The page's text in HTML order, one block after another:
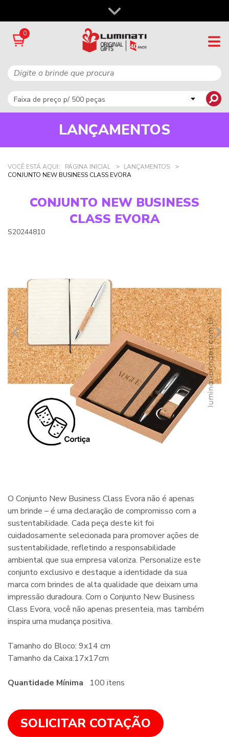
0
LANÇAMENTOS
VOCÊ ESTÁ AQUI: PÁGINA INICIAL
LANÇAMENTOS
CONJUNTO NEW BUSINESS CLASS EVORA
CONJUNTO NEW BUSINESS
CLASS EVORA
S20244810
O Conjunto New Business Class Evora não é apenas
um brinde – é uma declaração de compromisso com a
sustentabilidade. Cada peça deste kit foi
cuidadosamente selecionada para promover ações de
sustentabilidade, refletindo a responsabilidade
ambiental que sua empresa valoriza. Personalize este
conjunto exclusivo e destaque a identidade da sua
marca com brindes de alta qualidade que deixam uma
impressão duradoura. Com o Conjunto New Business
Class Evora, você não apenas presenteia, mas também
inspira uma mudança positiva.
Tamanho do Bloco: 9x14 cm
Tamanho da Caixa:17x17cm
Quantidade Mínima 100 itens
SOLICITAR COTAÇÃO